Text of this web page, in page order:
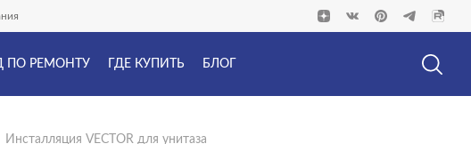
ПО РЕМОНТУ ГДЕ КУПИТЬ БЛОГ
Инсталляция VECTOR для унитаза